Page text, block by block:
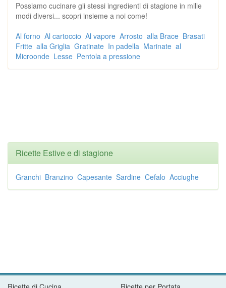
Possiamo cucinare gli stessi ingredienti di stagione in mille
modi diversi... scopri insieme a noi come!
Al forno Al cartoccio Al vapore Arrosto alla Brace Brasati
Fritte alla Griglia Gratinate In padella Marinate al
Microonde Lesse Pentola a pressione
Ricette Estive e di stagione
Granchi Branzino Capesante Sardine Cefalo Acciughe